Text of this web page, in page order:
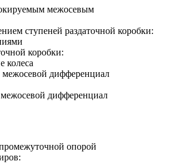
межосевым
ступеней раздаточной коробки:
коробки:
колеса
дифференциал
дифференциал
опорой